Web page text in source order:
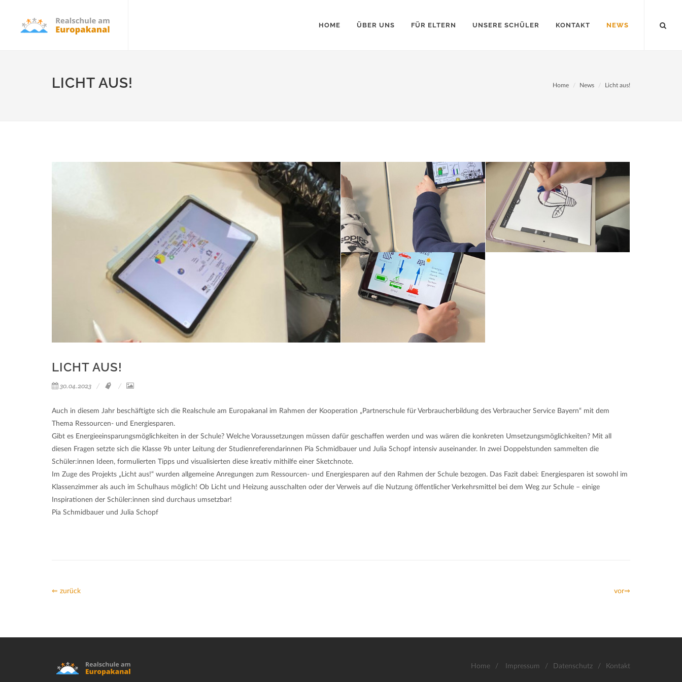
HOME ÜBER UNS FÜR ELTERN UNSERE SCHÜLER KONTAKT NEWS
LICHT AUS! Home News Licht aus!
LICHT AUS!
30.04.2023
Auch in diesem Jahr beschäftigte sich die Realschule am Europakanal im Rahmen der Kooperation „Partnerschule für Verbraucherbildung des Verbraucher Service Bayern“ mit dem
Thema Ressourcen- und Energiesparen.
Gibt es Energieeinsparungsmöglichkeiten in der Schule? Welche Voraussetzungen müssen dafür geschaffen werden und was wären die konkreten Umsetzungsmöglichkeiten? Mit all
diesen Fragen setzte sich die Klasse 9b unter Leitung der Studienreferendarinnen Pia Schmidbauer und Julia Schopf intensiv auseinander. In zwei Doppelstunden sammelten die
Schüler:innen Ideen, formulierten Tipps und visualisierten diese kreativ mithilfe einer Sketchnote.
Im Zuge des Projekts „Licht aus!“ wurden allgemeine Anregungen zum Ressourcen- und Energiesparen auf den Rahmen der Schule bezogen. Das Fazit dabei: Energiesparen ist sowohl im
Klassenzimmer als auch im Schulhaus möglich! Ob Licht und Heizung ausschalten oder der Verweis auf die Nutzung öffentlicher Verkehrsmittel bei dem Weg zur Schule – einige
Inspirationen der Schüler:innen sind durchaus umsetzbar!
Pia Schmidbauer und Julia Schopf
⇐ zurück vor⇒
Home / Impressum / Datenschutz / Kontakt